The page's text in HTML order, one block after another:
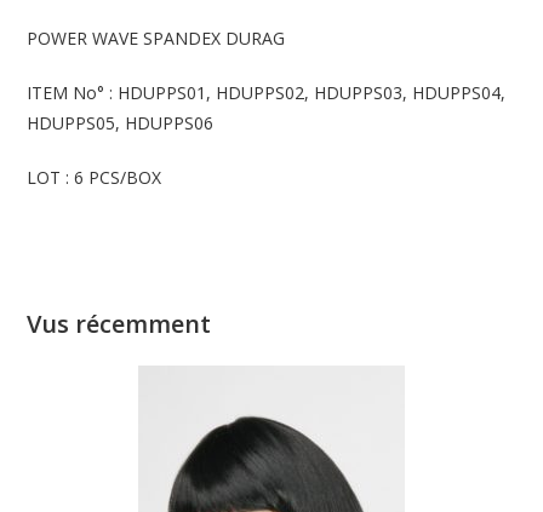
POWER WAVE SPANDEX DURAG
ITEM No° : HDUPPS01, HDUPPS02, HDUPPS03, HDUPPS04,
HDUPPS05, HDUPPS06
LOT : 6 PCS/BOX
Vus récemment